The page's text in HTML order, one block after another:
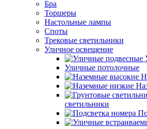
Бра
Торшеры
Настольные лампы
Споты
Трековые светильники
Уличное освещение
Уличные потолочные
светильники